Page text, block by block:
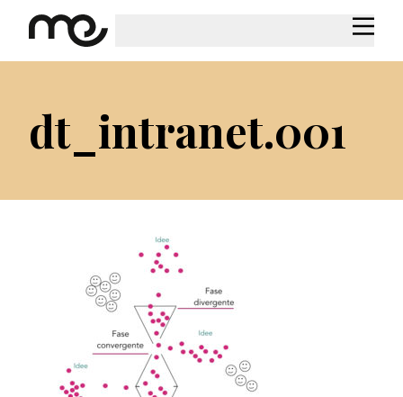
dt_intranet.001